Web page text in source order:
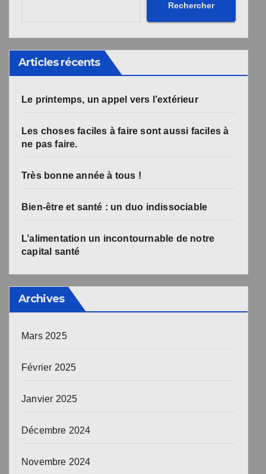
Rechercher
Articles récents
Le printemps, un appel vers l’extérieur
Les choses faciles à faire sont aussi faciles à
ne pas faire.
Très bonne année à tous !
Bien-être et santé : un duo indissociable
L’alimentation un incontournable de notre
capital santé
Archives
Mars 2025
Février 2025
Janvier 2025
Décembre 2024
Novembre 2024